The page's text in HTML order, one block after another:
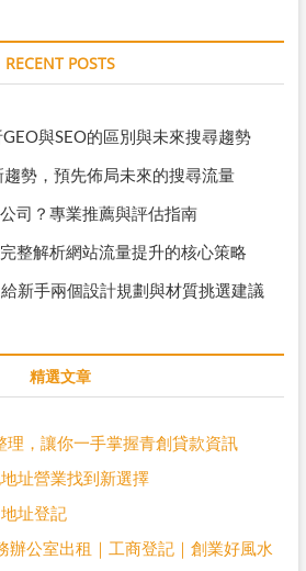
RECENT POSTS
與SEO的區別與未來搜尋趨勢
勢，預先佈局未來的搜尋流量
司？專業推薦與評估指南
整解析網站流量提升的核心策略
新手兩個設計規劃與材質挑選建議
精選文章
，讓你一手掌握青創貸款資訊
址營業找到新選擇
址登記
辦公室出租｜工商登記｜創業好風水